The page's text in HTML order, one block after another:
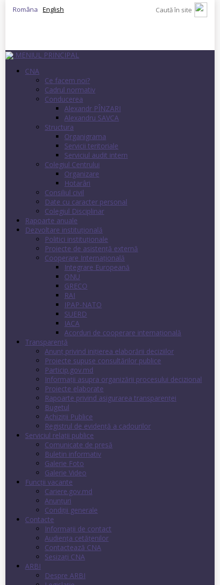
Româna English
MENIUL PRINCIPAL
CNA
Ce facem noi?
Cadrul normativ
Conducerea
Alexandr PÎNZARI
Alexandru SAVCA
Structura
Organigrama
Servicii teritoriale
Serviciul audit intern
Colegiul Centrului
Organizare
Hotarâri
Consiliul civil
Date cu caracter personal
Colegiul Disciplinar
Rapoarte anuale
Dezvoltare instituţională
Politici instituţionale
Proiecte de asistenţă externă
Cooperare Internaţională
Integrare Europeană
ONU
GRECO
RAI
IPAP-NATO
SUERD
IACA
Acorduri de cooperare internaţională
Transparenţă
Anunț privind inițierea elaborării deciziilor
Proiecte supuse consultărilor publice
Particip.gov.md
Informații asupra organizării procesului decizional
Proiecte elaborate
Rapoarte privind asigurarea transparenţei
Bugetul
Achiziții Publice
Registrul de evidenţă a cadourilor
Serviciul relații publice
Comunicate de presă
Buletin informativ
Galerie Foto
Galerie Video
Funcții vacante
Cariere.gov.md
Anunţuri
Condiţii generale
Contacte
Informații de contact
Audienţa cetăţenilor
Contactează CNA
Sesizați CNA
ARBI
Despre ARBI